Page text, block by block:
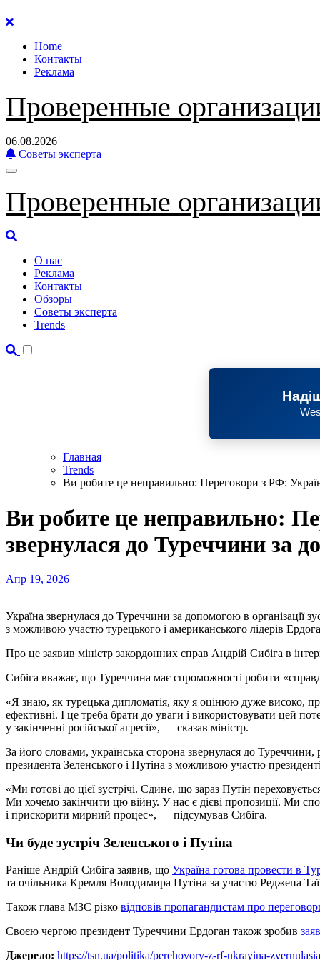
Перейти
содержанию
Home
Контакты
Реклама
Проверенные
06.08.2026
Советы эксперта
Проверенные
О нас
Реклама
Контакты
Обзоры
Советы эксперта
Trends
Главная
Trends
Ви робите це неправильно: Переговори з РФ:
Ви робите це неправильно:
звернулася до Туреччини за
Апр 19, 2026
Україна звернулася до Туреччини за допомогою в організації зустрічі президента Зеленського та диктатора Путіна,
з можливою участю турецького і американського лідерів
Про це заявив міністр закордонних справ Андрій Сибіга в
Сибіга вважає, що Туреччина має спроможності робити
«Я знаю, як турецька дипломатія, яку я оцінюю дуже високо,
ефективні. І це треба брати до уваги і використовувати цей
у закінченні російської агресії», — сказав міністр.
За його словами, українська сторона звернулася до Туреччини,
президента Зеленського і Путіна з можливою участю
«Ми готові до цієї зустрічі. Єдине, що зараз Путін
Ми хочемо закінчити цю війну. У нас є дієві пропозиції. Ми
і прискорити мирний процес», — підсумував Сибіга.
Чи буде зустріч Зеленського і Путіна
Раніше Андрій Сибіга заявив, що Україна готова провести в
та очільника Кремля Володимира Путіна за участю Реджепа
Також глава МЗС різко відповів пропагандистам про
Своєю чергою президент Туреччини Ердоган також зробив
Джерело: https://tsn.ua/politika/perehovory-z-rf-ukrayina-